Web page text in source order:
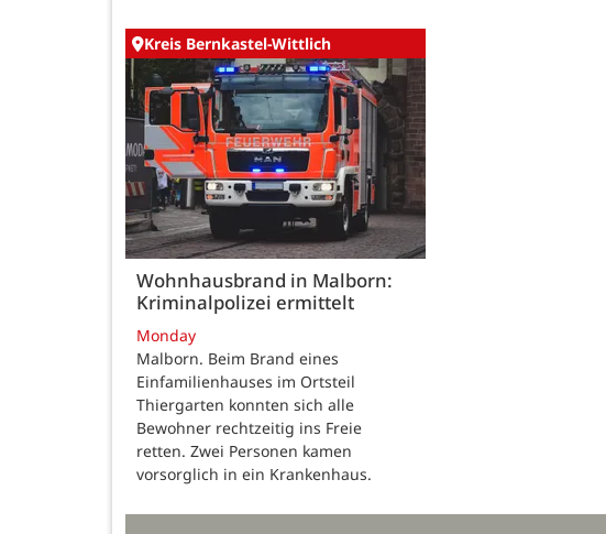
Kreis Bernkastel-Wittlich
Wohnhausbrand in Malborn:
Kriminalpolizei ermittelt
Monday
Malborn. Beim Brand eines
Einfamilienhauses im Ortsteil
Thiergarten konnten sich alle
Bewohner rechtzeitig ins Freie
retten. Zwei Personen kamen
vorsorglich in ein Krankenhaus.